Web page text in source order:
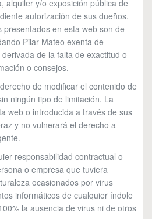
alquiler y/o exposición pública de
autorización de sus dueños.
presentados en esta web son de
Pilar Mateo exenta de
de la falta de exactitud o
o consejos.
de modificar el contenido de
ningún tipo de limitación. La
web o introducida a través de sus
y no vulnerará el derecho a
responsabilidad contractual o
o empresa que tuviera
ocasionados por virus
informáticos de cualquier índole
la ausencia de virus ni de otros